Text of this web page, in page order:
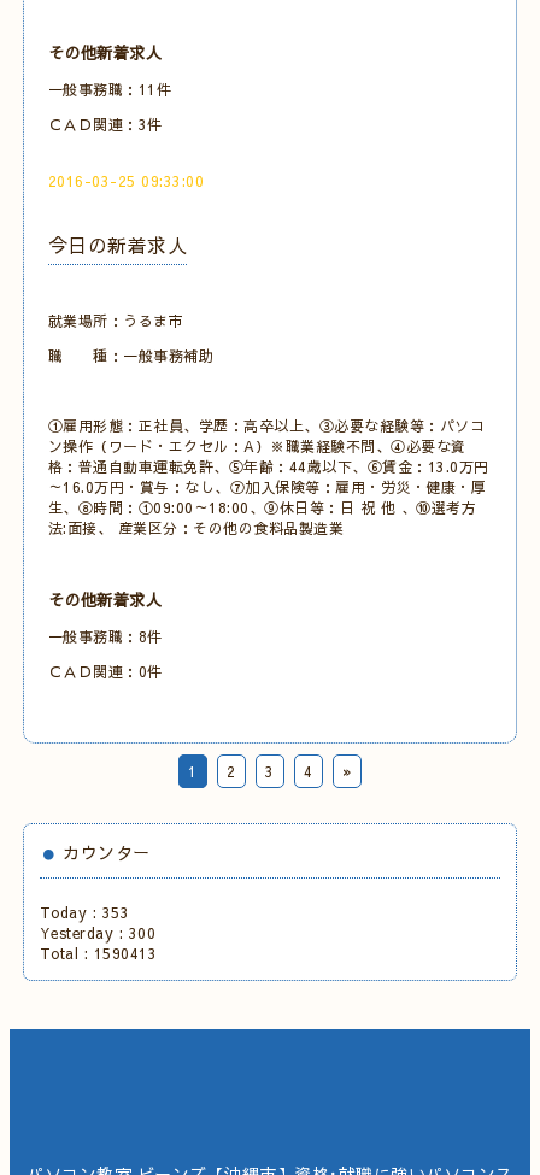
その他新着求人
一般事務職：11件
ＣＡＤ関連：3件
2016-03-25 09:33:00
今日の新着求人
就業場所：うるま市
職 種：一般事務補助
①雇用形態：正社員、学歴：高卒以上、③必要な経験等：パソコ
ン操作（ワード・エクセル：A）※職業経験不問、④必要な資
格：普通自動車運転免許、⑤年齢：44歳以下、⑥賃金：13.0万円
～16.0万円・賞与：なし、⑦加入保険等：雇用・労災・健康・厚
生、⑧時間：①09:00～18:00、⑨休日等：日 祝 他 、⑩選考方
法:面接、 産業区分：その他の食料品製造業
その他新着求人
一般事務職：8件
ＣＡＤ関連：0件
1 2 3 4 »
カウンター
Today : 353
Yesterday : 300
Total : 1590413